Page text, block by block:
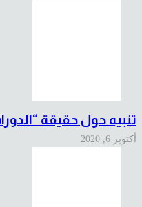
تنبيه حول حقيقة
أكتوبر 6, 2020